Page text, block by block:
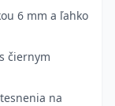
6 mm a ľahko
čiernym
na